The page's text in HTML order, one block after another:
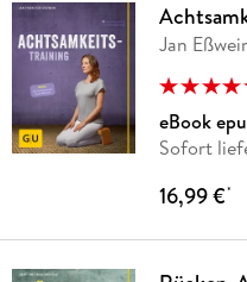
Jan
eBook
Sofort
16,99 €*